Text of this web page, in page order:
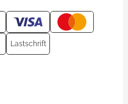
Lastschrift